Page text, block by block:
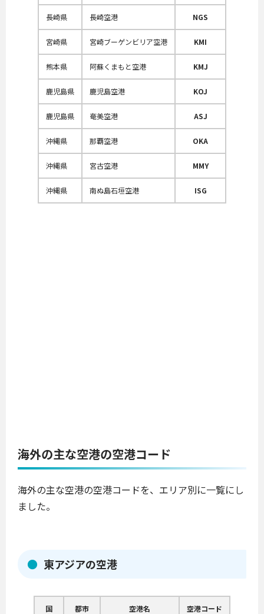
長崎県 長崎空港 NGS
宮崎県 宮崎ブーゲンビリア空港 KMI
熊本県 阿蘇くまもと空港 KMJ
鹿児島県 鹿児島空港 KOJ
鹿児島県 奄美空港 ASJ
沖縄県 那覇空港 OKA
沖縄県 宮古空港 MMY
沖縄県 南ぬ島石垣空港 ISG
海外の主な空港の空港コード
海外の主な空港の空港コードを、エリア別に一覧にし
ました。
東アジアの空港
国 都市 空港名 空港コード